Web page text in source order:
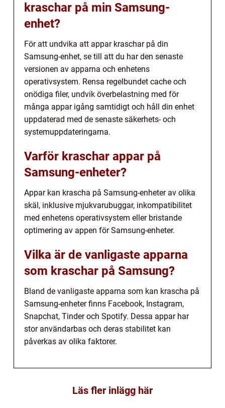
kraschar på min Samsung-
enhet?
För att undvika att appar kraschar på din
Samsung-enhet, se till att du har den senaste
versionen av apparna och enhetens
operativsystem. Rensa regelbundet cache och
onödiga filer, undvik överbelastning med för
många appar igång samtidigt och håll din enhet
uppdaterad med de senaste säkerhets- och
systemuppdateringarna.
Varför kraschar appar på
Samsung-enheter?
Appar kan krascha på Samsung-enheter av olika
skäl, inklusive mjukvarubuggar, inkompatibilitet
med enhetens operativsystem eller bristande
optimering av appen för Samsung-enheter.
Vilka är de vanligaste apparna
som kraschar på Samsung?
Bland de vanligaste apparna som kan krascha på
Samsung-enheter finns Facebook, Instagram,
Snapchat, Tinder och Spotify. Dessa appar har
stor användarbas och deras stabilitet kan
påverkas av olika faktorer.
Läs fler inlägg här